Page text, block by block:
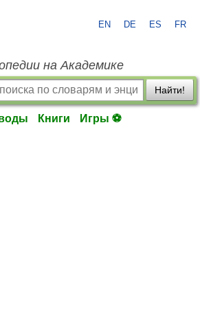
EN DE ES FR
на Академике
Найти!
Книги Игры ⚽